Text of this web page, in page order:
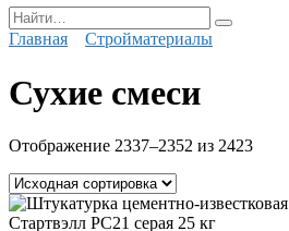
Search
for:
Главная Стройматериалы
Сухие смеси
Отображение 2337–2352 из 2423